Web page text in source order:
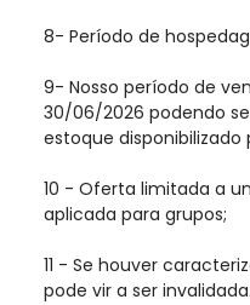
8- Período de
9- Nosso período de
30/06/2026 podendo
estoque
10 - Oferta limitada a
aplicada para grupos;
11 - Se houver
pode vir a ser